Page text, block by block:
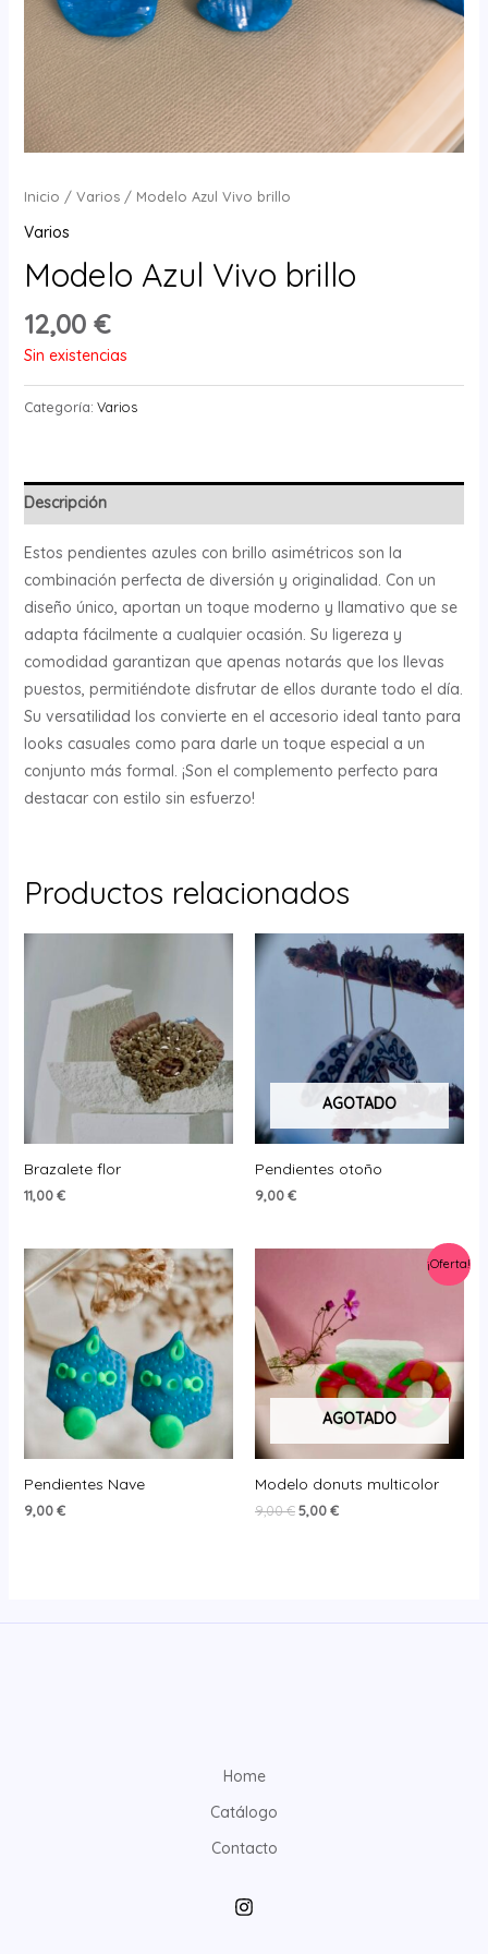
Inicio / Varios/ Modelo Azul Vivo brillo
Varios
Modelo Azul Vivo brillo
12,00 €
Sin existencias
Categoría: Varios
Descripción
Estos pendientes azules con brillo asimétricos son la
combinación perfecta de diversión y originalidad. Con un
diseño único, aportan un toque moderno y llamativo que se
adapta fácilmente a cualquier ocasión. Su ligereza y
comodidad garantizan que apenas notarás que los llevas
puestos, permitiéndote disfrutar de ellos durante todo el día.
Su versatilidad los convierte en el accesorio ideal tanto para
looks casuales como para darle un toque especial a un
conjunto más formal. ¡Son el complemento perfecto para
destacar con estilo sin esfuerzo!
Productos relacionados
Brazalete flor
11,00€
AGOTADO
Pendientes otoño
9,00€
Pendientes Nave
9,00€
¡Oferta!
AGOTADO
Modelo donuts multicolor
9,00€El
5,00€El
Home
Catálogo
Contacto